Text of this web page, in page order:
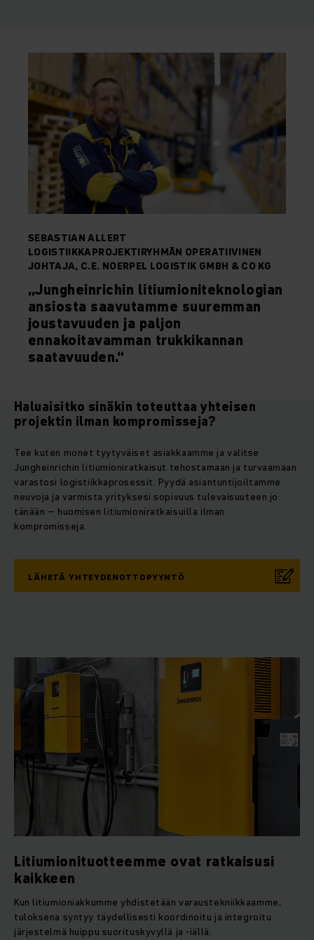
SEBASTIAN ALLERT
LOGISTIIKKAPROJEKTIRYHMÄN OPERATIIVINEN
JOHTAJA, C.E. NOERPEL LOGISTIK GMBH & CO KG
„Jungheinrichin litiumioniteknologian
ansiosta saavutamme suuremman
joustavuuden ja paljon
ennakoitavamman trukkikannan
saatavuuden.“
Haluaisitko sinäkin toteuttaa yhteisen
projektin ilman kompromisseja?
Tee kuten monet tyytyväiset asiakkaamme ja valitse
Jungheinrichin litiumioniratkaisut tehostamaan ja turvaamaan
varastosi logistiikkaprosessit. Pyydä asiantuntijoiltamme
neuvoja ja varmista yrityksesi sopivuus tulevaisuuteen jo
tänään – huomisen litiumioniratkaisuilla ilman
kompromisseja.
LÄHETÄ YHTEYDENOTTOPYYNTÖ
Litiumionituotteemme ovat ratkaisusi
kaikkeen
Kun litiumioniakkumme yhdistetään varaustekniikkaamme,
tuloksena syntyy täydellisesti koordinoitu ja integroitu
järjestelmä huippu suorituskyvyllä ja -iällä.